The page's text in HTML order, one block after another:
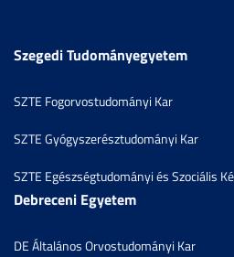
Szegedi Tudományegyetem
SZTE Fogorvostudományi Kar
SZTE Gyógyszerésztudományi Kar
SZTE Egészségtudományi és Szociális
Debreceni Egyetem
DE Általános Orvostudományi Kar